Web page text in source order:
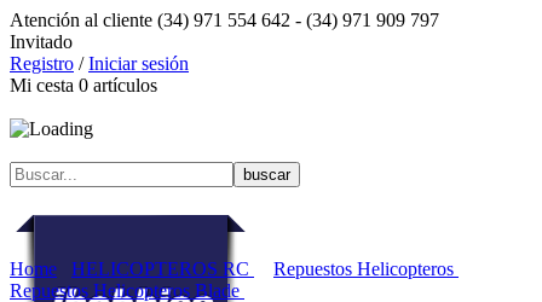
Atención al cliente (34) 971 554 642 - (34) 971 909 797
Invitado
Registro /Iniciar sesión
Mi cesta 0 artículos
Home HELICOPTEROS RC
Repuestos Helicopteros
Repuestos Helicopteros Blade